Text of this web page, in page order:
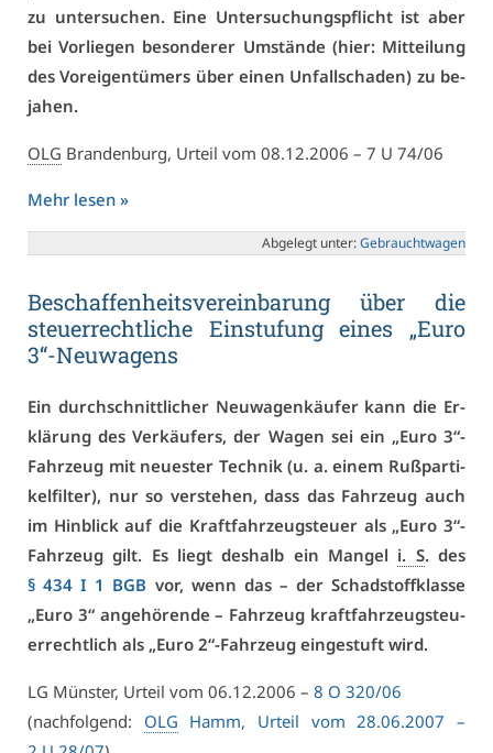
zu un­ter­su­chen. Ei­ne Un­ter­su­chungs­pflicht ist aber
bei Vor­lie­gen be­son­de­rer Um­stän­de (hier: Mit­tei­lung
des Vor­ei­gen­tü­mers über ei­nen Un­fall­scha­den) zu be­
ja­hen.
OLG Bran­den­burg, Ur­teil vom 08.12.2006 – 7 U 74/06
Mehr le­sen »
Ab­ge­legt un­ter:Ge­braucht­wa­gen
Be­schaf­fen­heits­ver­ein­ba­rung über die
steu­er­recht­li­che Ein­stu­fung ei­nes „Eu­ro
3“-Neu­wa­gens
Ein durch­schnitt­li­cher Neu­wa­gen­käu­fer kann die Er­
klä­rung des Ver­käu­fers, der Wa­gen sei ein „Eu­ro 3“-
Fahr­zeug mit neu­es­ter Tech­nik (u. a. ei­nem Ruß­par­ti­
kel­fil­ter), nur so ver­ste­hen, dass das Fahr­zeug auch
im Hin­blick auf die Kraft­fahr­zeug­steu­er als „Eu­ro 3“-
Fahr­zeug gilt. Es liegt des­halb ein Man­gel i. S. des
§ 434 I 1 BGB vor, wenn das – der Schad­stoff­klas­se
„Eu­ro 3“ an­ge­hö­ren­de – Fahr­zeug kraft­fahr­zeug­steu­
er­recht­lich als „Eu­ro 2“-Fahr­zeug ein­ge­stuft wird.
LG Müns­ter, Ur­teil vom 06.12.2006 – 8 O 320/06
(nach­fol­gend: OLG Hamm, Ur­teil vom 28.06.2007 –